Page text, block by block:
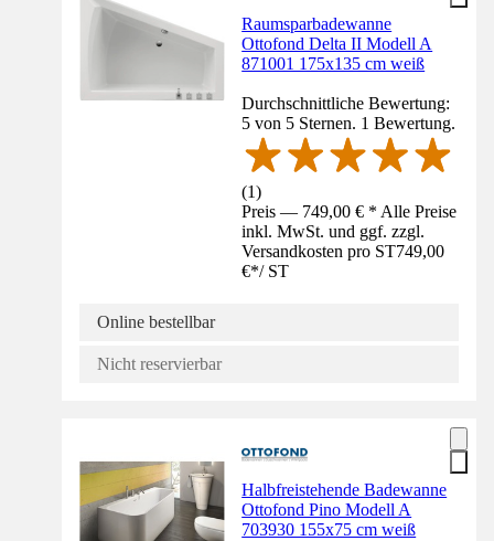
Raumsparbadewanne
Ottofond Delta II Modell A
871001 175x135 cm weiß
Durchschnittliche Bewertung:
5 von 5 Sternen. 1 Bewertung.
(1)
Preis — 749,00 € * Alle Preise
inkl. MwSt. und ggf. zzgl.
Versandkosten pro ST749,00
€*/ ST
Online bestellbar
Nicht reservierbar
Halbfreistehende Badewanne
Ottofond Pino Modell A
703930 155x75 cm weiß